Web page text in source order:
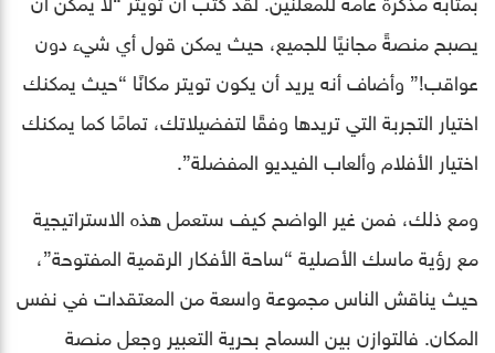
يصبح منصةً مجانيًا للجميع، حيث يمكن قول أي شيء دون
عواقب!” وأضاف أنه يريد أن يكون تويتر مكانًا “حيث يمكنك
اختيار التجربة التي تريدها وفقًا لتفضيلاتك، تمامًا كما يمكنك
اختيار الأفلام وألعاب الفيديو المفضلة”.
ومع ذلك، فمن غير الواضح كيف ستعمل هذه الاستراتيجية
مع رؤية ماسك الأصلية “ساحة الأفكار الرقمية المفتوحة”،
حيث يناقش الناس مجموعة واسعة من المعتقدات في نفس
المكان. فالتوازن بين السماح بحرية التعبير وجعل منصة